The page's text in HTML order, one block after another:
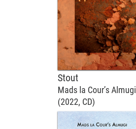
Stout
Mads la Cour’s Almugi
(2022, CD)